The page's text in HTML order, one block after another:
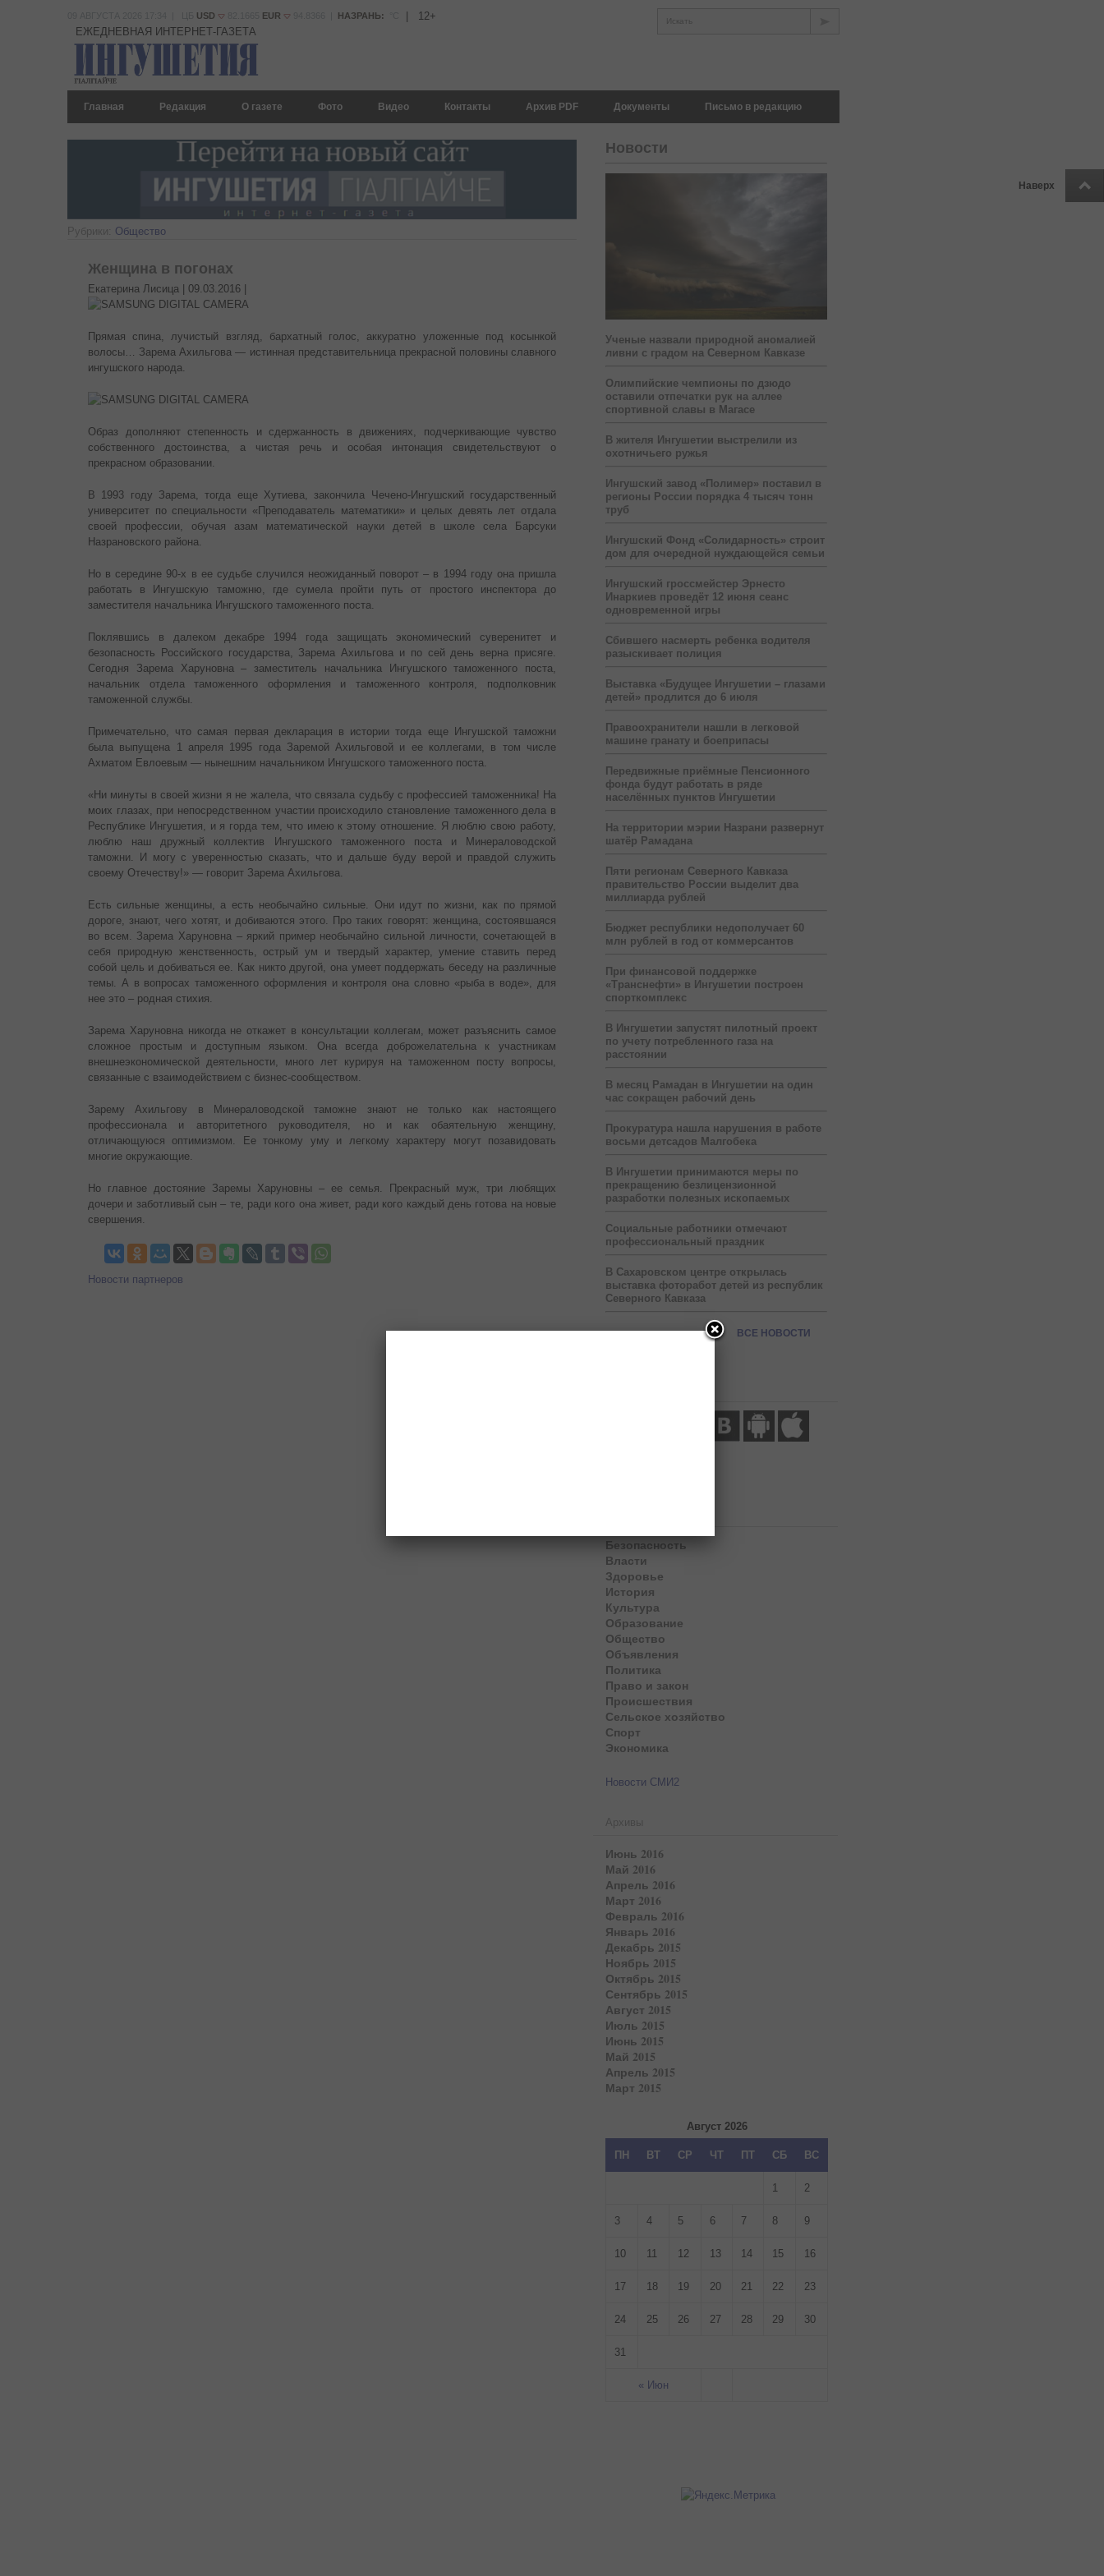
Наверх
USD EUR НАЗРАНЬ: 12+ Искать
ЕЖЕДНЕВНАЯ ИНТЕРНЕТ-ГАЗЕТА
Главная Редакция О газете Фото Видео Контакты Архив PDF Документы Письмо в редакцию
Рубрики: Общество
Женщина в погонах
Екатерина Лисица | 09.03.2016
Прямая спина, лучистый взгляд, бархатный голос, аккуратно уложенные под косынкой
волосы… Зарема Ахильгова — истинная представительница прекрасной половины славного
ингушского народа.
Образ дополняют степенность и сдержанность в движениях, подчеркивающие чувство
собственного достоинства, а чистая речь и особая интонация свидетельствуют о
прекрасном образовании.
В 1993 году Зарема, тогда еще Хутиева, закончила Чечено-Ингушский государственный
университет по специальности «Преподаватель математики» и целых девять лет отдала
своей профессии, обучая азам математической науки детей в школе села Барсуки
Назрановского района.
Но в середине 90-х в ее судьбе случился неожиданный поворот – в 1994 году она пришла
работать в Ингушскую таможню, где сумела пройти путь от простого инспектора до
заместителя начальника Ингушского таможенного поста.
Поклявшись в далеком декабре 1994 года защищать экономический суверенитет и
безопасность Российского государства, Зарема Ахильгова и по сей день верна присяге.
Сегодня Зарема Харуновна – заместитель начальника Ингушского таможенного поста,
начальник отдела таможенного оформления и таможенного контроля, подполковник
таможенной службы.
Примечательно, что самая первая декларация в истории тогда еще Ингушской таможни
была выпущена 1 апреля 1995 года Заремой Ахильговой и ее коллегами, в том числе
Ахматом Евлоевым — нынешним начальником Ингушского таможенного поста.
«Ни минуты в своей жизни я не жалела, что связала судьбу с профессией таможенника! На
моих глазах, при непосредственном участии происходило становление таможенного дела в
Республике Ингушетия, и я горда тем, что имею к этому отношение. Я люблю свою работу,
люблю наш дружный коллектив Ингушского таможенного поста и Минераловодской
таможни. И могу с уверенностью сказать, что и дальше буду верой и правдой служить
своему Отечеству!» — говорит Зарема Ахильгова.
Есть сильные женщины, а есть необычайно сильные. Они идут по жизни, как по прямой
дороге, знают, чего хотят, и добиваются этого. Про таких говорят: женщина, состоявшаяся
во всем. Зарема Харуновна – яркий пример необычайно сильной личности, сочетающей в
себя природную женственность, острый ум и твердый характер, умение ставить перед
собой цель и добиваться ее. Как никто другой, она умеет поддержать беседу на различные
темы. А в вопросах таможенного оформления и контроля она словно «рыба в воде», для
нее это – родная стихия.
Зарема Харуновна никогда не откажет в консультации коллегам, может разъяснить самое
сложное простым и доступным языком. Она всегда доброжелательна к участникам
внешнеэкономической деятельности, много лет курируя на таможенном посту вопросы,
связанные с взаимодействием с бизнес-сообществом.
Зарему Ахильгову в Минераловодской таможне знают не только как настоящего
профессионала и авторитетного руководителя, но и как обаятельную женщину,
отличающуюся оптимизмом. Ее тонкому уму и легкому характеру могут позавидовать
многие окружающие.
Но главное достояние Заремы Харуновны – ее семья. Прекрасный муж, три любящих
дочери и заботливый сын – те, ради кого она живет, ради кого каждый день готова на новые
свершения.
Новости партнеров
Новости
Ученые назвали природной аномалией
ливни с градом на Северном Кавказе
Олимпийские чемпионы по дзюдо
оставили отпечатки рук на аллее
спортивной славы в Магасе
В жителя Ингушетии выстрелили из
охотничьего ружья
Ингушский завод «Полимер» поставил в
регионы России порядка 4 тысяч тонн
труб
Ингушский Фонд «Солидарность» строит
дом для очередной нуждающейся семьи
Ингушский гроссмейстер Эрнесто
Инаркиев проведёт 12 июня сеанс
одновременной игры
Сбившего насмерть ребенка водителя
разыскивает полиция
Выставка «Будущее Ингушетии – глазами
детей» продлится до 6 июля
Правоохранители нашли в легковой
машине гранату и боеприпасы
Передвижные приёмные Пенсионного
фонда будут работать в ряде
населённых пунктов Ингушетии
На территории мэрии Назрани развернут
шатёр Рамадана
Пяти регионам Северного Кавказа
правительство России выделит два
миллиарда рублей
Бюджет республики недополучает 60
млн рублей в год от коммерсантов
При финансовой поддержке
«Транснефти» в Ингушетии построен
спорткомплекс
В Ингушетии запустят пилотный проект
по учету потребленного газа на
расстоянии
В месяц Рамадан в Ингушетии на один
час сокращен рабочий день
Прокуратура нашла нарушения в работе
восьми детсадов Малгобека
В Ингушетии принимаются меры по
прекращению безлицензионной
разработки полезных ископаемых
Социальные работники отмечают
профессиональный праздник
В Сахаровском центре открылась
выставка фоторабот детей из республик
Северного Кавказа
ВСЕ НОВОСТИ
Безопасность
Власти
Здоровье
История
Культура
Образование
Общество
Объявления
Политика
Право и закон
Происшествия
Сельское хозяйство
Спорт
Экономика
Новости СМИ2
Архивы
Июнь 2016
Май 2016
Апрель 2016
Март 2016
Февраль 2016
Январь 2016
Декабрь 2015
Ноябрь 2015
Октябрь 2015
Сентябрь 2015
Август 2015
Июль 2015
Июнь 2015
Май 2015
Апрель 2015
Март 2015
Август 2026
ПН ВТ СР ЧТ ПТ СБ ВС
« Июн
1 2
3 4 5 6 7 8 9
10 11 12 13 14 15 16
17 18 19 20 21 22 23
24 25 26 27 28 29 30
31